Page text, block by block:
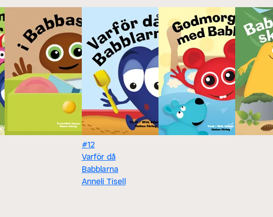
#12
Varför då
Babblarna
Anneli Tisell